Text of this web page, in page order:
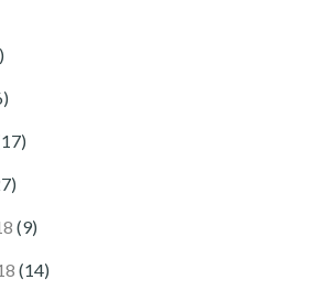
(9)
(14)